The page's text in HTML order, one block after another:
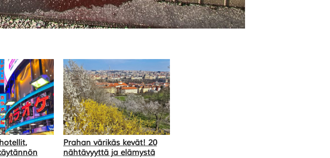
Prahan värikäs kevät! 20
nähtävyyttä ja elämystä